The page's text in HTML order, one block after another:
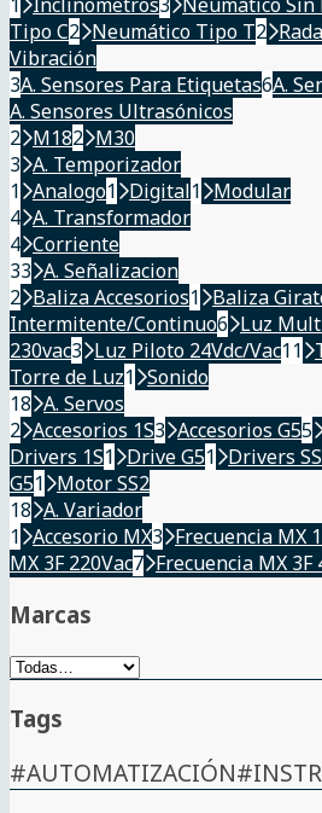
Tipo C2 Neumático Tipo T2
Vibración
3A. Sensores Para Etiquetas6A.
A. Sensores Ultrasónicos
2 M182 M30
3 A. Temporizador
1 Analogo1 Digital1 Modular
4 A. Transformador
4 Corriente
33 A. Señalizacion
2 Baliza Accesorios1 Baliza
Intermitente/Continuo6 Luz
230vac3 Luz Piloto 24Vdc/Vac11
Torre de Luz1 Sonido
18 A. Servos
2 Accesorios 1S3 Accesorios G55
Drivers 1S1 Drive G51 Drivers
G51 Motor SS2
18 A. Variador
1 Accesorio MX3 Frecuencia MX
MX 3F 220Vac7 Frecuencia MX 3F
Marcas
Tags
#AUTOMATIZACIÓN